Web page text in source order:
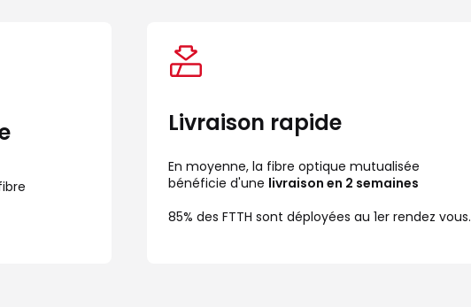
Livraison rapide
En moyenne, la fibre optique mutualisée
bénéficie d'une livraison en 2 semaines
85% des FTTH sont déployées au 1er rendez vous.